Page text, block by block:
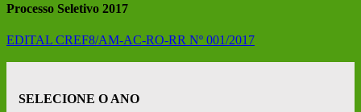
Processo Seletivo 2017
EDITAL CREF8/AM-AC-RO-RR Nº 001/2017
SELECIONE O ANO